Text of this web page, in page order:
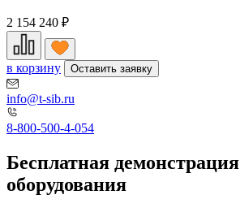
2 154 240 ₽
в корзину Оставить заявку
info@t-sib.ru
8-800-500-4-054
Бесплатная демонстрация
оборудования